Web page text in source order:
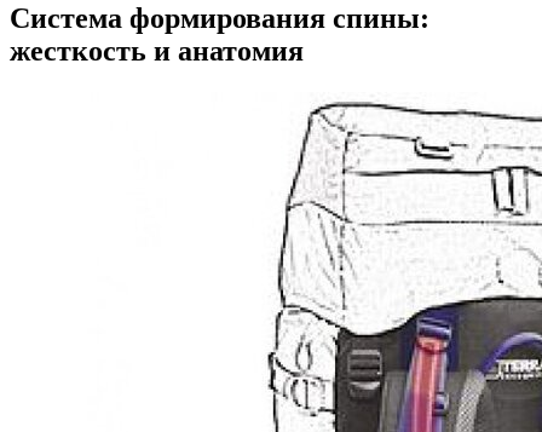
Система формирования спины:
жесткость и анатомия